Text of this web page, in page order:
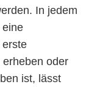
In jedem
eine
oder
ist, lässt